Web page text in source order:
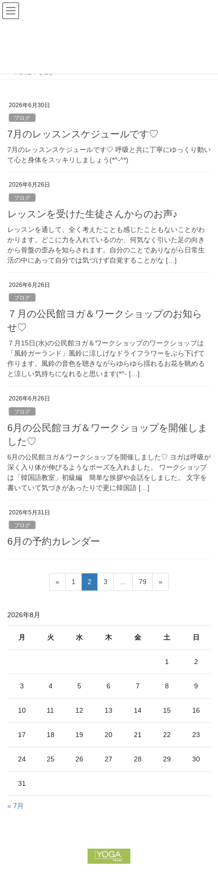
コ
ン
キ
ナ
ビ
に
HOME ブログ
2026年6月30日
ブログ
7月のレッスンスケジュールです♡
7月のレッスンスケジュールです♡ 呼吸と共に丁寧にゆっくり動い
て心と身体をスッキリしましょう(*^-^*)
2026年6月26日
ブログ
レッスンを受けた生徒さんからのお声♪
レッスンを通して、全く考えたことも感じたこともないことがわ
かります。どこに力を入れているのか、何気なく引いた足の向き
から骨盤の歪みを知らされます。自分のことでありながら日常生
活の中にあって自分では気づけず自覚することがな […]
2026年6月26日
ブログ
７月の公民館ヨガ＆ワークショップのお知ら
せ♡
７月15日(水)の公民館ヨガ＆ワークショップのワークショップは
「風鈴ガーランド」風鈴に涼しげなドライフラワーをぶら下げて
作ります。風鈴の音色を聴きながらゆらゆら揺れるお花を眺める
と涼しい気持ちになれると思います(*^- […]
2026年6月26日
ブログ
6月の公民館ヨガ＆ワークショップを開催しま
した♡
6月の公民館ヨガ＆ワークショップを開催しました♡ ヨガは呼吸が
深く入り体が伸びるようなポーズを入れました。 ワークショップ
は「韓国語教室」初級編 簡単な挨拶や会話をしました。 文字を
書いていて気づきがあったりで更に韓国語 […]
2026年5月31日
ブログ
6月の予約カレンダー
ペ
ー
ジ
«
固
定
ジ
1
固
定
ジ
2
固
定
ジ
3 …
固
定
ジ
79 »
2026年8月
月 火 水 木 金 土 日
1 2
3 4 5 6 7 8 9
10 11 12 13 14 15 16
17 18 19 20 21 22 23
24 25 26 27 28 29 30
31
« 7月